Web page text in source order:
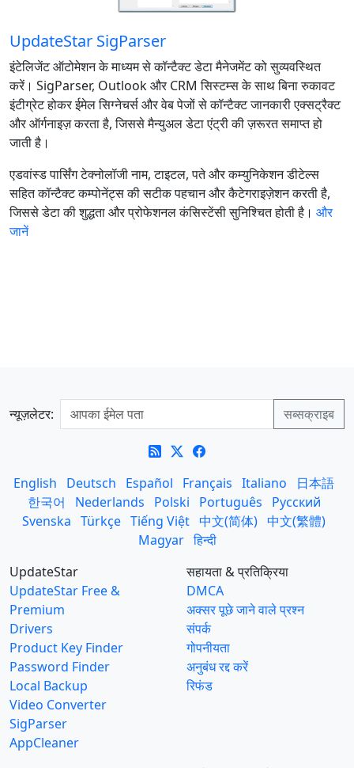
UpdateStar SigParser
इंटेलिजेंट ऑटोमेशन के माध्यम से कॉन्टैक्ट डेटा मैनेजमेंट को सुव्यवस्थित
करें। SigParser, Outlook और CRM सिस्टम्स के साथ बिना रुकावट
इंटीग्रेट होकर ईमेल सिग्नेचर्स और वेब पेजों से कॉन्टैक्ट जानकारी एक्सट्रैक्ट
और ऑर्गनाइज़ करता है, जिससे मैन्युअल डेटा एंट्री की ज़रूरत समाप्त हो
जाती है।
एडवांस्ड पार्सिंग टेक्नोलॉजी नाम, टाइटल, पते और कम्युनिकेशन डीटेल्स
सहित कॉन्टैक्ट कम्पोनेंट्स की सटीक पहचान और कैटेगराइज़ेशन करती है,
जिससे डेटा की शुद्धता और प्रोफेशनल कंसिस्टेंसी सुनिश्चित होती है। और
जानें
न्यूज़लेटर:
English Deutsch Español Français Italiano
日本語
한국어
Nederlands Polski Português
Русский
Svenska Türkçe Tiếng Việt 中文(简体) 中文(繁體)
Magyar हिन्दी
UpdateStar
UpdateStar Free &
Premium
Drivers
Product Key Finder
Password Finder
Local Backup
Video Converter
SigParser
AppCleaner
सहायता & प्रतिक्रिया
DMCA
अक्सर पूछे जाने वाले प्रश्न
संपर्क
गोपनीयता
अनुबंध रद्द करें
रिफंड